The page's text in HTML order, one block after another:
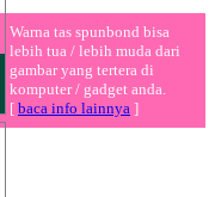
Warna tas spunbond bisa
lebih tua / lebih muda dari
gambar yang tertera di
komputer / gadget anda.
[ baca info lainnya ]